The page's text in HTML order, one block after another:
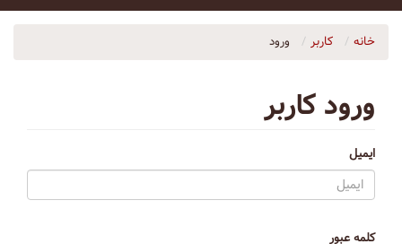
خانه کاربر ورود
ورود کاربر
ایمیل
کلمه عبور